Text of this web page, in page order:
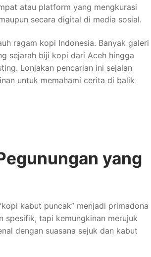
atau platform yang mengkurasi
secara digital di media sosial.
ragam kopi Indonesia. Banyak galeri
sejarah biji kopi dari Aceh hingga
Lonjakan pencarian ini sejalan
untuk memahami cerita di balik
yang
kabut puncak” menjadi primadona
spesifik, tapi kemungkinan merujuk
dengan suasana sejuk dan kabut